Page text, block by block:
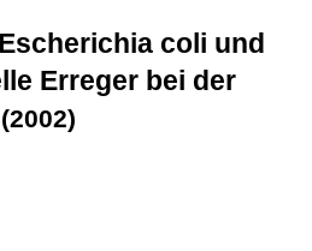
coli und
Erreger bei der
(2002)